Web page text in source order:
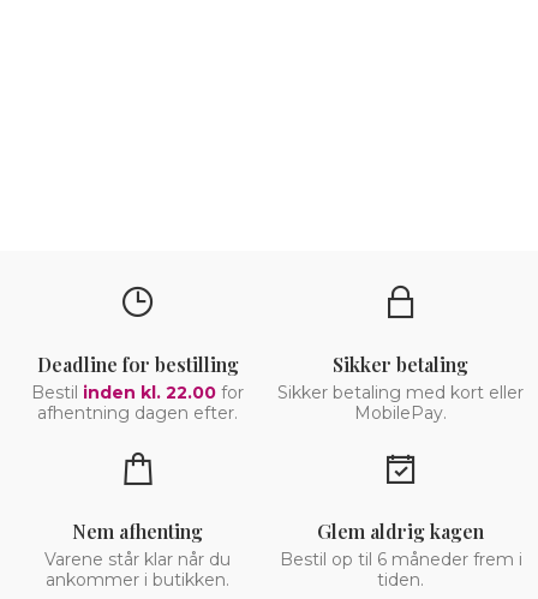
Deadline for bestilling
Bestil inden kl. 22.00 for
afhentning dagen efter.
Sikker betaling
Sikker betaling med kort eller
MobilePay.
Nem afhenting
Varene står klar når du
ankommer i butikken.
Glem aldrig kagen
Bestil op til 6 måneder frem i
tiden.